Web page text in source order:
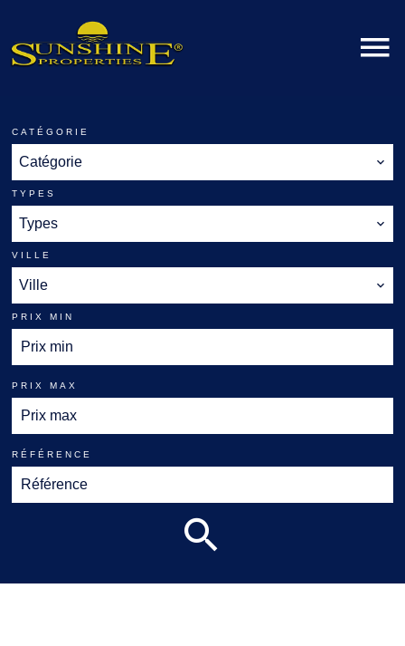
CATÉGORIE
Catégorie
TYPES
Types
VILLE
Ville
PRIX MIN
PRIX MAX
RÉFÉRENCE